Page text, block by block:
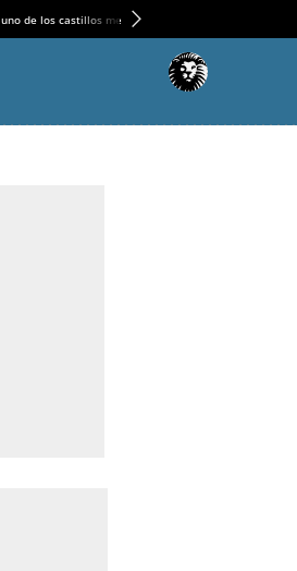
de los castillos medievales más espectaculares